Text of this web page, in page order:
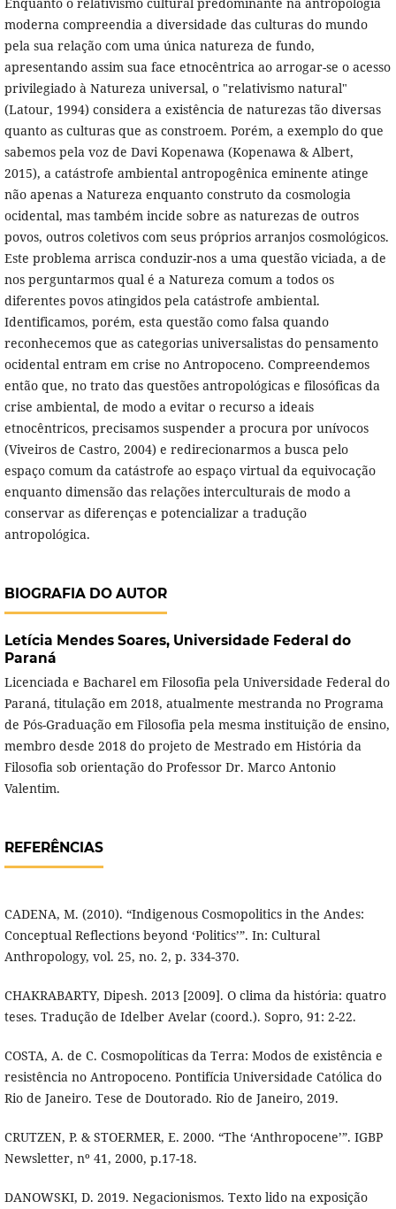
moderna compreendia a diversidade das culturas do mundo
pela sua relação com uma única natureza de fundo,
apresentando assim sua face etnocêntrica ao arrogar-se o acesso
privilegiado à Natureza universal, o "relativismo natural"
(Latour, 1994) considera a existência de naturezas tão diversas
quanto as culturas que as constroem. Porém, a exemplo do que
sabemos pela voz de Davi Kopenawa (Kopenawa & Albert,
2015), a catástrofe ambiental antropogênica eminente atinge
não apenas a Natureza enquanto construto da cosmologia
ocidental, mas também incide sobre as naturezas de outros
povos, outros coletivos com seus próprios arranjos cosmológicos.
Este problema arrisca conduzir-nos a uma questão viciada, a de
nos perguntarmos qual é a Natureza comum a todos os
diferentes povos atingidos pela catástrofe ambiental.
Identificamos, porém, esta questão como falsa quando
reconhecemos que as categorias universalistas do pensamento
ocidental entram em crise no Antropoceno. Compreendemos
então que, no trato das questões antropológicas e filosóficas da
crise ambiental, de modo a evitar o recurso a ideais
etnocêntricos, precisamos suspender a procura por unívocos
(Viveiros de Castro, 2004) e redirecionarmos a busca pelo
espaço comum da catástrofe ao espaço virtual da equivocação
enquanto dimensão das relações interculturais de modo a
conservar as diferenças e potencializar a tradução
antropológica.
BIOGRAFIA DO AUTOR
Letícia Mendes Soares, Universidade Federal do
Paraná
Licenciada e Bacharel em Filosofia pela Universidade Federal do
Paraná, titulação em 2018, atualmente mestranda no Programa
de Pós-Graduação em Filosofia pela mesma instituição de ensino,
membro desde 2018 do projeto de Mestrado em História da
Filosofia sob orientação do Professor Dr. Marco Antonio
Valentim.
REFERÊNCIAS
CADENA, M. (2010). “Indigenous Cosmopolitics in the Andes:
Conceptual Reflections beyond ‘Politics’”. In: Cultural
Anthropology, vol. 25, no. 2, p. 334-370.
CHAKRABARTY, Dipesh. 2013 [2009]. O clima da história: quatro
teses. Tradução de Idelber Avelar (coord.). Sopro, 91: 2-22.
COSTA, A. de C. Cosmopolíticas da Terra: Modos de existência e
resistência no Antropoceno. Pontifícia Universidade Católica do
Rio de Janeiro. Tese de Doutorado. Rio de Janeiro, 2019.
CRUTZEN, P. & STOERMER, E. 2000. “The ‘Anthropocene’”. IGBP
Newsletter, nº 41, 2000, p.17-18.
DANOWSKI, D. 2019. Negacionismos. Texto lido na exposição